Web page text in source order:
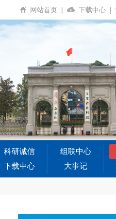
网站首页 | 下载中心 |
科研诚信 组联中心
下载中心 大事记